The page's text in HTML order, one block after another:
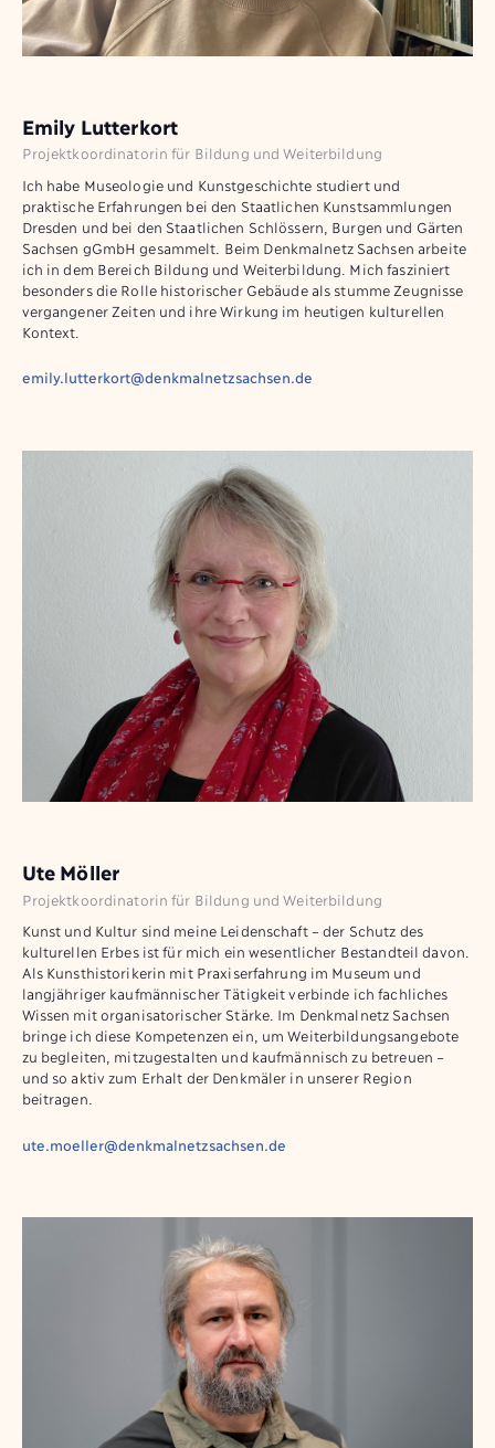
Emily Lutterkort
Projektkoordinatorin für Bildung und Weiterbildung
Ich habe Museologie und Kunstgeschichte studiert und
praktische Erfahrungen bei den Staatlichen Kunstsammlungen
Dresden und bei den Staatlichen Schlössern, Burgen und Gärten
Sachsen gGmbH gesammelt. Beim Denkmalnetz Sachsen arbeite
ich in dem Bereich Bildung und Weiterbildung. Mich fasziniert
besonders die Rolle historischer Gebäude als stumme Zeugnisse
vergangener Zeiten und ihre Wirkung im heutigen kulturellen
Kontext.
emily.lutterkort@denkmalnetzsachsen.de
Ute Möller
Projektkoordinatorin für Bildung und Weiterbildung
Kunst und Kultur sind meine Leidenschaft – der Schutz des
kulturellen Erbes ist für mich ein wesentlicher Bestandteil davon.
Als Kunsthistorikerin mit Praxiserfahrung im Museum und
langjähriger kaufmännischer Tätigkeit verbinde ich fachliches
Wissen mit organisatorischer Stärke. Im Denkmalnetz Sachsen
bringe ich diese Kompetenzen ein, um Weiterbildungsangebote
zu begleiten, mitzugestalten und kaufmännisch zu betreuen –
und so aktiv zum Erhalt der Denkmäler in unserer Region
beitragen.
ute.moeller@denkmalnetzsachsen.de